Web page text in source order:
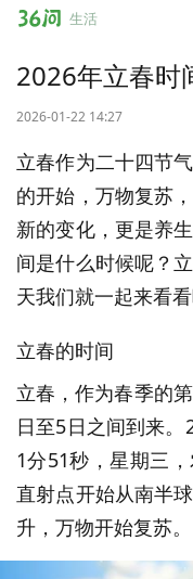
36
生活
2026年立春时
2026-01-22 14:27
立春作为二十四节
的开始，万物复苏
新的变化，更是养
间是什么时候呢？
天我们就一起来看看
立春的时间
立春，作为春季的
日至5日之间到来
1分51秒，星期三
直射点开始从南半
升，万物开始复苏。